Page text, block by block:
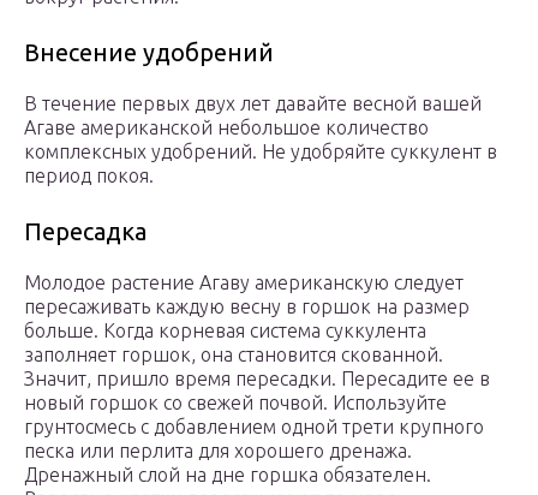
Внесение удобрений
В течение первых двух лет давайте весной вашей
Агаве американской небольшое количество
комплексных удобрений. Не удобряйте суккулент в
период покоя.
Пересадка
Молодое растение Агаву американскую следует
пересаживать каждую весну в горшок на размер
больше. Когда корневая система суккулента
заполняет горшок, она становится скованной.
Значит, пришло время пересадки. Пересадите ее в
новый горшок со свежей почвой. Используйте
грунтосмесь с добавлением одной трети крупного
песка или перлита для хорошего дренажа.
Дренажный слой на дне горшка обязателен.